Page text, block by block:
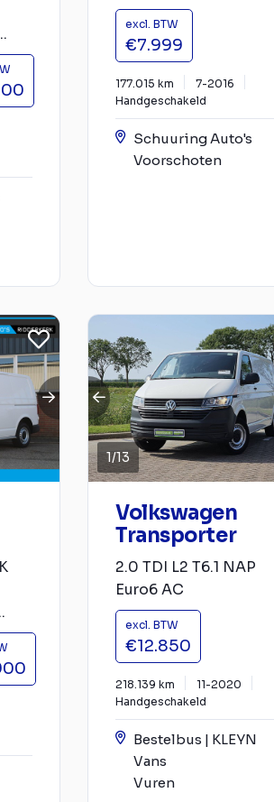
excl. BTW
€7.999
177.015 km
7-2016
Handgeschakeld
Schuuring Auto's
Voorschoten
1/13
Volkswagen
Transporter
2.0 TDI L2 T6.1 NAP
Euro6 AC
excl. BTW
€12.850
218.139 km
11-2020
Handgeschakeld
Bestelbus | KLEYN
Vans
Vuren